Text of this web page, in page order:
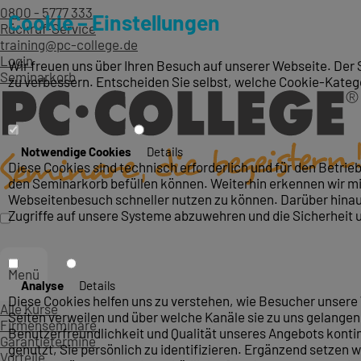
0800 - 5777 333
Rückruf-Service
training@pc-college.de
Login
Seminarkorb
Menü
Alle Kurse
Firmenseminare
Garantietermine
Vorteile
Cookie – Einstellungen
Wir freuen uns über Ihren Besuch auf unserer Webseite.
zu verbessern. Entscheiden Sie selbst, welche Cookie-
Notwendige Cookies Details
Diese Cookies sind technisch erforderlich und für den
den Seminarkorb befüllen können. Weiterhin erkennen wir
Webseitenbesuch schneller nutzen zu können. Darüber
Zugriffe auf unsere Systeme abzuwehren und die Sicherheit
Analyse Details
Diese Cookies helfen uns zu verstehen, wie Besucher
Seiten verweilen und über welche Kanäle sie zu uns
Benutzerfreundlichkeit und Qualität unseres Angebots
genutzt, Sie persönlich zu identifizieren. Ergänzend